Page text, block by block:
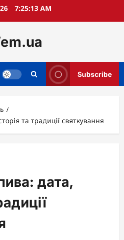
7:25:15 AM
Subscribe
та традиції святкування
дата,